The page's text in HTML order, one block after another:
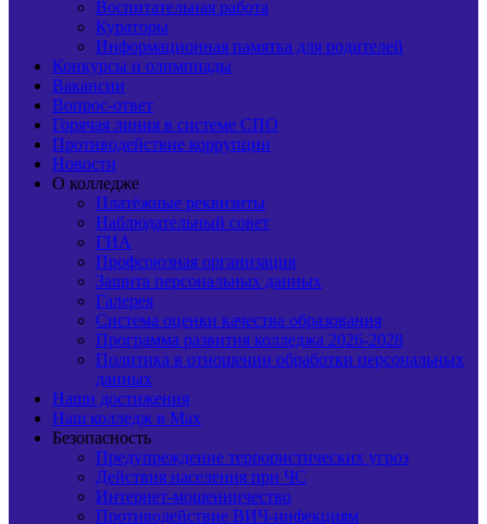
Воспитательная работа
Кураторы
Информационная памятка для родителей
Конкурсы и олимпиады
Вакансии
Вопрос-ответ
Горячая линия в системе СПО
Противодействие коррупции
Новости
О колледже
Платёжные реквизиты
Наблюдательный совет
ГИА
Профсоюзная организация
Защита персональных данных
Галерея
Система оценки качества образования
Программа развития колледжа 2026-2028
Политика в отношении обработки персональных
данных
Наши достижения
Наш колледж в Max
Безопасность
Предупреждение террористических угроз
Действия населения при ЧС
Интернет-мошенничество
Противодействие ВИЧ-инфекциям